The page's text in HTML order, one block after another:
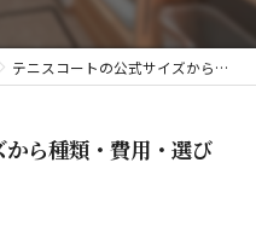
テニスコートの公式サイズから種類・費用・選び方まで徹底解説
ら種類・費用・選び